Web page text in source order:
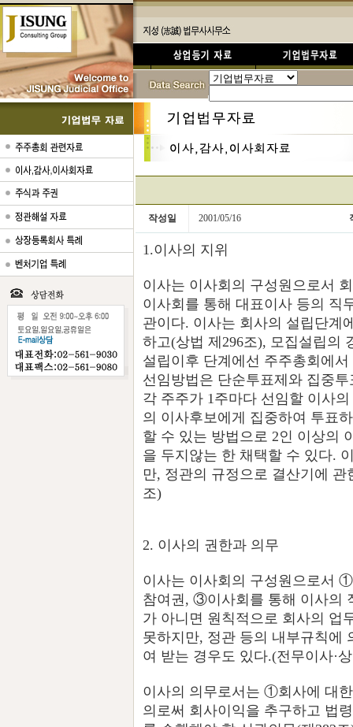
작성일 2001/05/16
1.이사의 지위
이사는 이사회의 구성원으로서
이사회를 통해 대표이사 등의 직
관이다. 이사는 회사의 설립단계
하고(상법 제296조), 모집설립의
설립이후 단계에선 주주총회에
선임방법은 단순투표제와 집중
각 주주가 1주마다 선임할 이사
의 이사후보에게 집중하여 투표
할 수 있는 방법으로 2인 이상의
을 두지않는 한 채택할 수 있다.
만, 정관의 규정으로 결산기에
조)
2. 이사의 권한과 의무
이사는 이사회의 구성원으로서
참여권, ③이사회를 통해 이사의
가 아니면 원칙적으로 회사의 업
못하지만, 정관 등의 내부규칙에
여 받는 경우도 있다.(전무이사·
이사의 의무로서는 ①회사에 대
의로써 회사이익을 추구하고 법